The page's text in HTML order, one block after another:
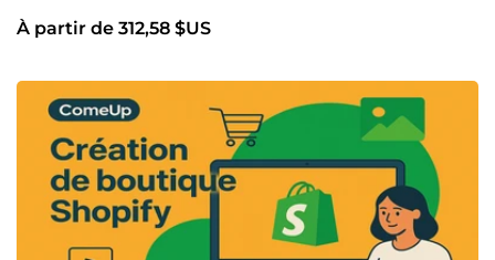
À partir de 312,58 $US